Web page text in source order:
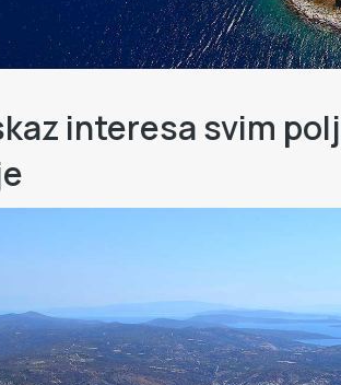
interesa svim